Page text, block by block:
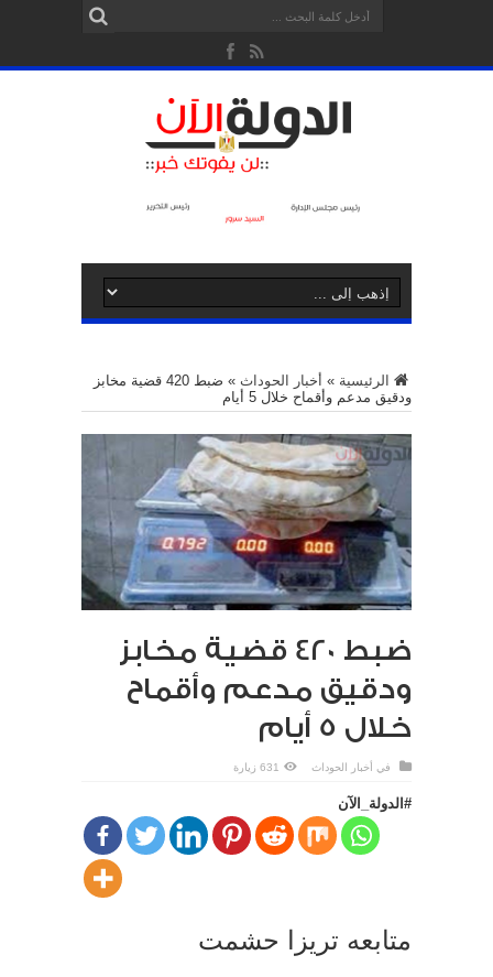
الرئيسية » أخبار الحوداث »
ضبط 420 قضية مخابز
ودقيق مدعم وأقماح خلال 5 أيام
ضبط 420 قضية مخابز
ودقيق مدعم وأقماح
خلال 5 أيام
في أخبار الحوداث 631 زيارة
#الدولة_الآن
متابعه تريزا حشمت